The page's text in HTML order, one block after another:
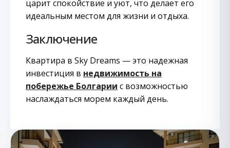
царит спокойствие и уют, что делает его
идеальным местом для жизни и отдыха.
Заключение
Квартира в Sky Dreams — это надежная
инвестиция в недвижимость на
побережье Болгарии с возможностью
наслаждаться морем каждый день.